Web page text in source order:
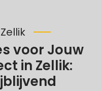
voor Jouw
in Zellik: